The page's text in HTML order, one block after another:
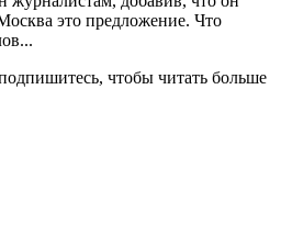
это предложение. Что
чтобы читать больше